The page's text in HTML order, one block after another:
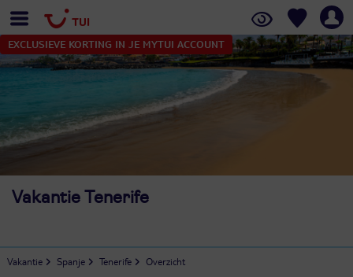
EXCLUSIEVE KORTING IN JE MYTUI ACCOUNT
Vakantie Tenerife
Vakantie Spanje Tenerife Overzicht